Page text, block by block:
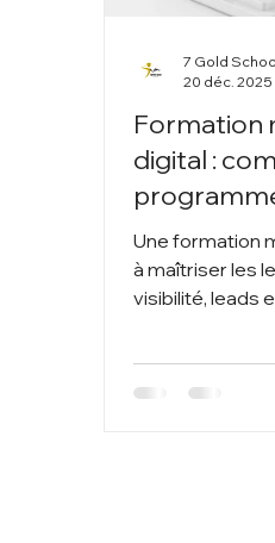
Formation
digital :
débouchés
Une formation
à maîtriser les
visibilité, leads
pilotage par KPI.
7 Gold
20 déc. 2025